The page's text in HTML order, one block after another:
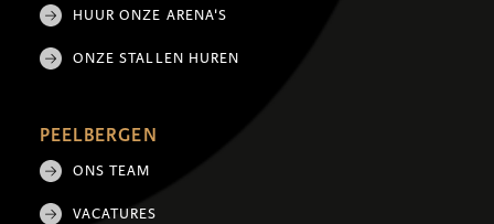
HUUR ONZE ARENA'S
ONZE STALLEN HUREN
PEELBERGEN
ONS TEAM
VACATURES